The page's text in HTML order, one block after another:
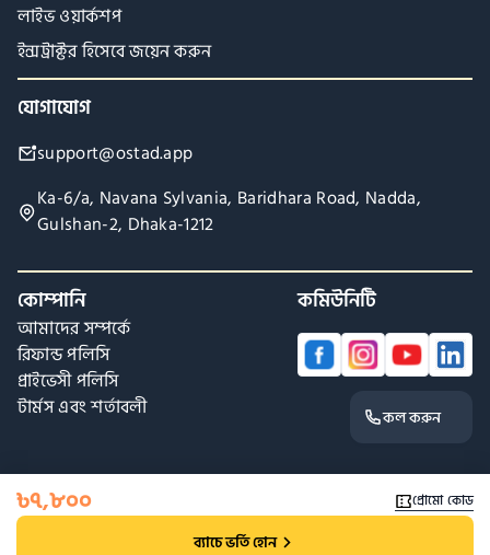
৳৭,৮০০ প্রোমো কোড
ব্যাচে ভর্তি হোন
লাইভ ওয়ার্কশপ
ইন্সট্রাক্টর হিসেবে জয়েন করুন
যোগাযোগ
support@ostad.app
Ka-6/a, Navana Sylvania, Baridhara Road, Nadda,
Gulshan-2, Dhaka-1212
কোম্পানি
আমাদের সম্পর্কে
রিফান্ড পলিসি
প্রাইভেসী পলিসি
টার্মস এবং শর্তাবলী
কমিউনিটি
কল করুন